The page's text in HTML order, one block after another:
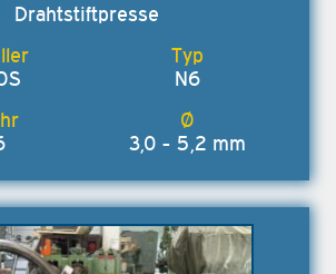
Drahtstiftpresse
N6
3,0 - 5,2 mm